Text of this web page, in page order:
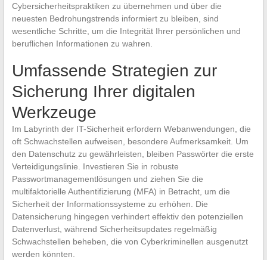
Cybersicherheitspraktiken zu übernehmen und über die
neuesten Bedrohungstrends informiert zu bleiben, sind
wesentliche Schritte, um die Integrität Ihrer persönlichen und
beruflichen Informationen zu wahren.
Umfassende Strategien zur
Sicherung Ihrer digitalen
Werkzeuge
Im Labyrinth der IT-Sicherheit erfordern Webanwendungen, die
oft Schwachstellen aufweisen, besondere Aufmerksamkeit. Um
den Datenschutz zu gewährleisten, bleiben Passwörter die erste
Verteidigungslinie. Investieren Sie in robuste
Passwortmanagementlösungen und ziehen Sie die
multifaktorielle Authentifizierung (MFA) in Betracht, um die
Sicherheit der Informationssysteme zu erhöhen. Die
Datensicherung hingegen verhindert effektiv den potenziellen
Datenverlust, während Sicherheitsupdates regelmäßig
Schwachstellen beheben, die von Cyberkriminellen ausgenutzt
werden könnten.